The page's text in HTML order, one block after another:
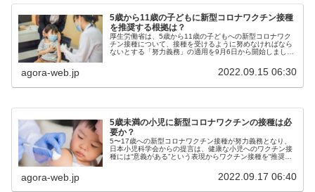
5歳から11歳の子どもに新型コロナワクチン接種
を推奨する根拠は？
厚生労働省は、5歳から11歳の子どもへの新型コロナワク
チン接種について、接種を受けるように努めなければなら
ないとする「努力義務」の適用を9月6日から開始しまし
agora-web.jp 2022.09.15 06:30
5歳未満の小児に新型コロナワクチンの接種は必
要か？
5〜17歳への新型コロナワクチン接種が努力義務となり、
日本小児科学会からの提言は、健康な小児へのワクチン接
種には“意義がある”という表現からワクチン接種を“推奨す
agora-web.jp 2022.09.17 06:40